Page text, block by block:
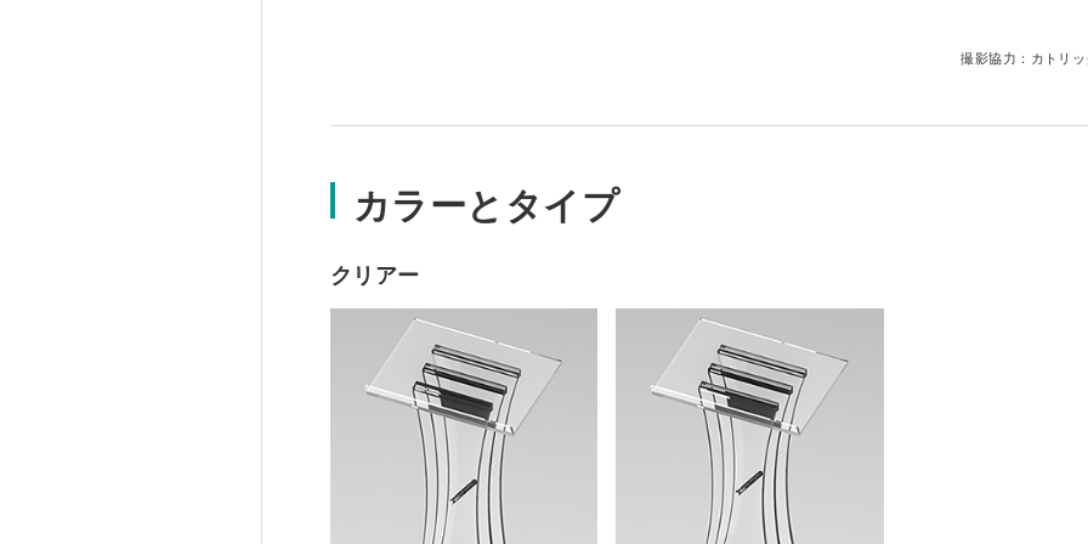
撮影協力：カトリ
カラーとタイプ
クリアー